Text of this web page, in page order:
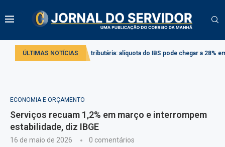
ÚLTIMAS NOTÍCIAS
Reforma tributária: alíquota do IBS pode chegar a 28% em 2033
ECONOMIA E ORÇAMENTO
Serviços recuam 1,2% em março e interrompem
estabilidade, diz IBGE
16 de maio de 2026 0 comentários